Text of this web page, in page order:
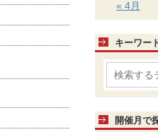
« 4月
キーワー
開催月で